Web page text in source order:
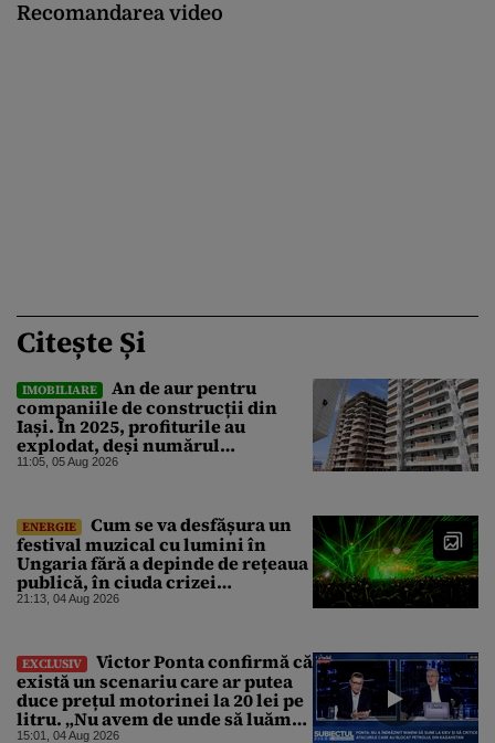
Recomandarea video
Citește Și
IMOBILIARE
An de aur pentru
companiile de construcții din
Iași. În 2025, profiturile au
explodat, deși numărul
angajaților a scăzut
11:05, 05 Aug 2026
ENERGIE
Cum se va desfășura un
festival muzical cu lumini în
Ungaria fără a depinde de rețeaua
publică, în ciuda crizei
energetice
21:13, 04 Aug 2026
EXCLUSIV
Victor Ponta confirmă că
există un scenariu care ar putea
duce prețul motorinei la 20 lei pe
litru. „Nu avem de unde să luăm
petrol”
15:01, 04 Aug 2026